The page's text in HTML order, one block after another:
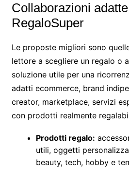
Collaborazioni
RegaloSuper
Le proposte migliori sono
lettore a scegliere un regalo o
soluzione utile per una
adatti ecommerce, brand
creator, marketplace, servizi
con prodotti realmente
Prodotti regalo:
utili, oggetti
beauty, tech, hobby e